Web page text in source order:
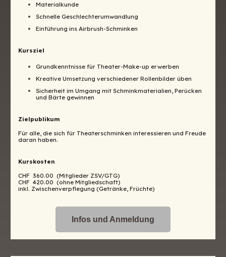
Materialkunde
Schnelle Geschlechterumwandlung
Einführung ins Airbrush-Schminken
Kursziel
Grundkenntnisse für Theater-Make-up erwerben
Kreative Umsetzung verschiedener Rollenbilder üben
Sicherheit im Umgang mit Schminkmaterialien, Perücken
und Bärte gewinnen
Zielpublikum
Für alle, die sich für Theaterschminken interessieren und Freude
daran haben.
Kurskosten
CHF 360.00 (Mitglieder ZSV/GTG)
CHF 420.00 (ohne Mitgliedschaft)
inkl. Zwischenverpflegung (Getränke, Früchte)
Infos und Anmeldung